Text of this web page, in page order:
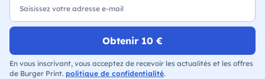
Obtenir 10 €
En vous inscrivant, vous acceptez de recevoir les actualités et les offres
de Burger Print. politique de confidentialité.